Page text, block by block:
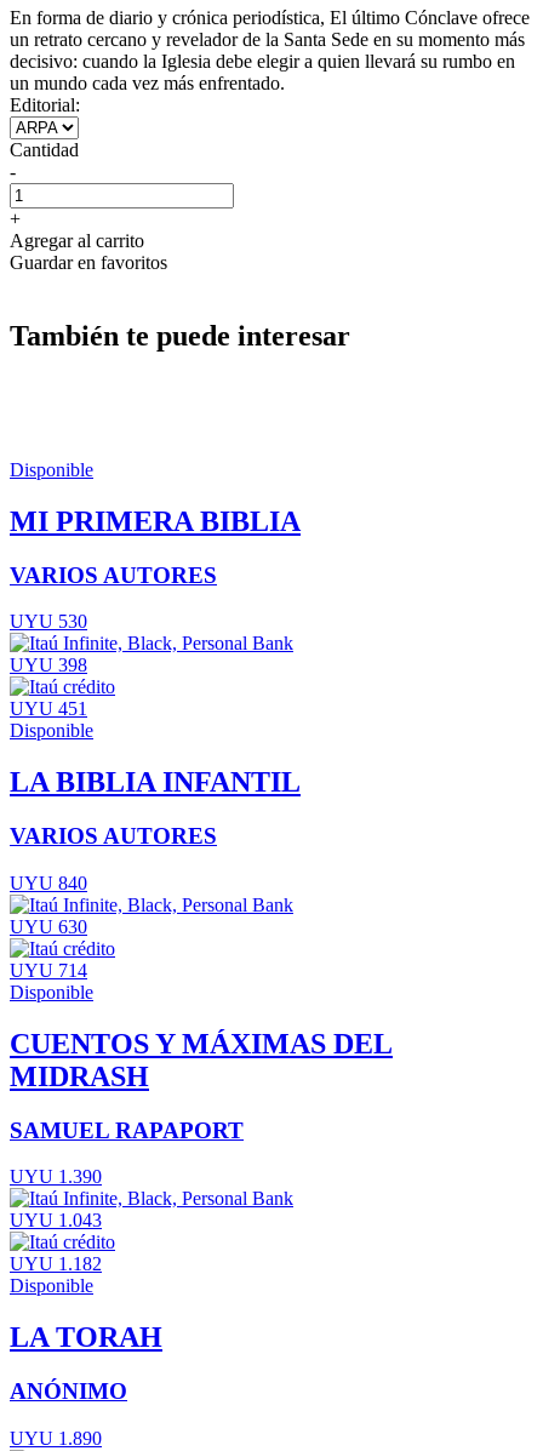
En forma de diario y crónica periodística, El último Cónclave ofrece
un retrato cercano y revelador de la Santa Sede en su momento más
decisivo: cuando la Iglesia debe elegir a quien llevará su rumbo en
un mundo cada vez más enfrentado.
Editorial:
Cantidad
-
+
Agregar al carrito
Guardar en favoritos
También te puede interesar
Disponible
MI PRIMERA BIBLIA
VARIOS AUTORES
UYU 530
UYU 398
UYU 451
Disponible
LA BIBLIA INFANTIL
VARIOS AUTORES
UYU 840
UYU 630
UYU 714
Disponible
CUENTOS Y MÁXIMAS DEL
MIDRASH
SAMUEL RAPAPORT
UYU 1.390
UYU 1.043
UYU 1.182
Disponible
LA TORAH
ANÓNIMO
UYU 1.890